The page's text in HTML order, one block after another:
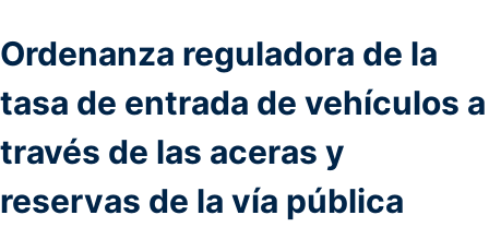
Ordenanza reguladora de la
tasa de entrada de vehículos a
través de las aceras y
reservas de la vía pública